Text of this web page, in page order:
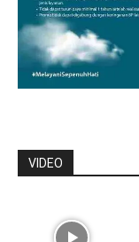
VIDEO